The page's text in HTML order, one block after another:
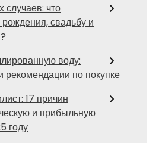
случаев: что
свадьбу и
воду:
рекомендации по покупке
17 причин
и прибыльную
году